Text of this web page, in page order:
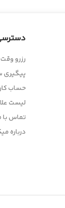
رزرو
حساب
لیست
تماس با
درباره